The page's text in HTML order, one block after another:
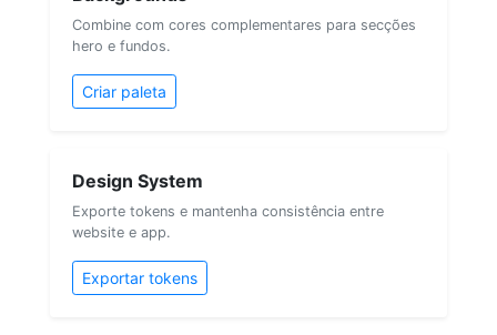
Combine com cores complementares para secções
hero e fundos.
Criar paleta
Design System
Exporte tokens e mantenha consistência entre
website e app.
Exportar tokens